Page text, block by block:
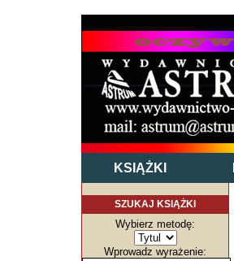
KSIĄŻKI
SZUKAJ KSIĄŻKI
Wybierz metodę:
Wprowadz wyrażenie: